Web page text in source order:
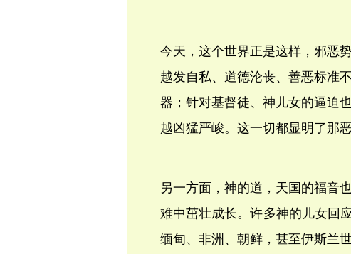
今天，这个世界正是这样，邪恶
越发自私、道德沦丧、善恶标准
器；针对基督徒、神儿女的逼迫
越凶猛严峻。这一切都显明了那
另一方面，神的道，天国的福音
难中茁壮成长。许多神的儿女回
缅甸、非洲、朝鲜，甚至伊斯兰